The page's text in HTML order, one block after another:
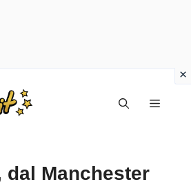
Menu
dal Manchester